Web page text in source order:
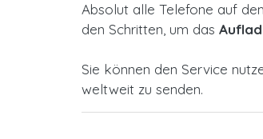
Absolut alle Telefone auf
den Schritten, um das
Sie können den Service
weltweit zu senden.